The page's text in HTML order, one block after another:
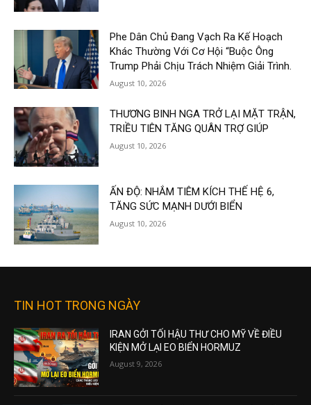
Phe Dân Chủ Đang Vạch Ra Kế Hoạch
Khác Thường Với Cơ Hội “Buộc Ông
Trump Phải Chịu Trách Nhiệm Giải Trình.
August 10, 2026
THƯƠNG BINH NGA TRỞ LẠI MẶT TRẬN,
TRIỀU TIÊN TĂNG QUÂN TRỢ GIÚP
August 10, 2026
ẤN ĐỘ: NHẮM TIÊM KÍCH THẾ HỆ 6,
TĂNG SỨC MẠNH DƯỚI BIỂN
August 10, 2026
TIN HOT TRONG NGÀY
IRAN GỞI TỐI HẬU THƯ CHO MỸ VỀ ĐIỀU
KIỆN MỞ LẠI EO BIỂN HORMUZ
August 9, 2026